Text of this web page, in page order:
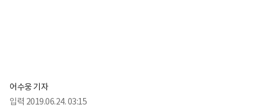
어수웅 기자
입력 2019.06.24. 03:15